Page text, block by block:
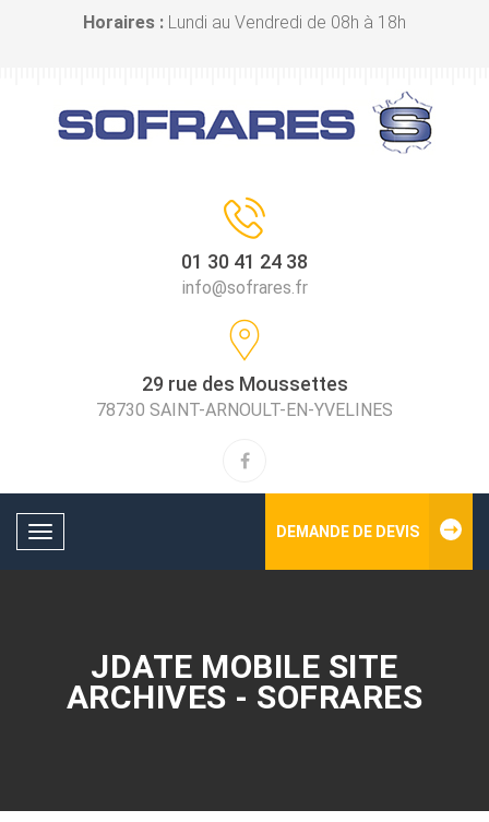
Horaires : Lundi au Vendredi de 08h à 18h
01 30 41 24 38
info@sofrares.fr
29 rue des Moussettes
78730 SAINT-ARNOULT-EN-YVELINES
Toggle
DEMANDE DE DEVIS
JDATE MOBILE SITE
ARCHIVES - SOFRARES